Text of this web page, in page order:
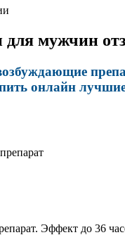
для мужчин
онлайн
Эффект до 36